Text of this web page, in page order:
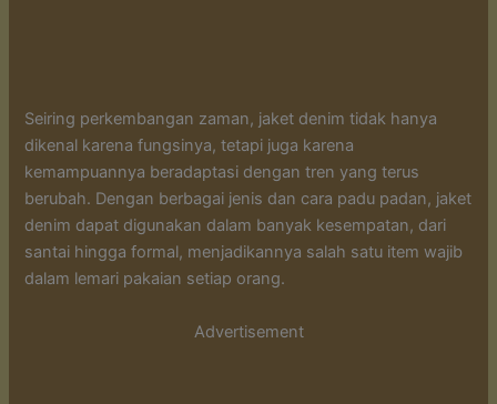
Seiring perkembangan zaman, jaket denim tidak hanya
dikenal karena fungsinya, tetapi juga karena
kemampuannya beradaptasi dengan tren yang terus
berubah. Dengan berbagai jenis dan cara padu padan, jaket
denim dapat digunakan dalam banyak kesempatan, dari
santai hingga formal, menjadikannya salah satu item wajib
dalam lemari pakaian setiap orang.
Advertisement